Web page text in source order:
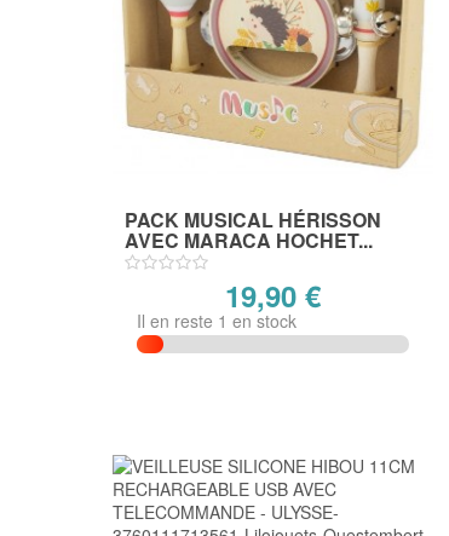
PACK MUSICAL HÉRISSON
AVEC MARACA HOCHET...
19,90 €
Il en reste 1 en stock